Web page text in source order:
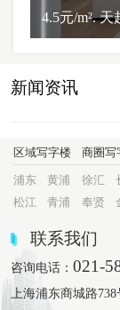
4.5元/m². 天
新闻资讯
区域写字楼 商圈写
浦东 黄浦 徐汇
松江
青浦 奉贤
联系我们
咨询电话：021-
上海浦东商城路738